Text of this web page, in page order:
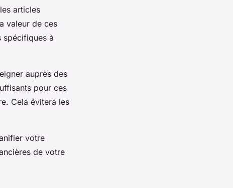
articles
valeur de ces
spécifiques à
auprès des
pour ces
Cela évitera les
votre
de votre